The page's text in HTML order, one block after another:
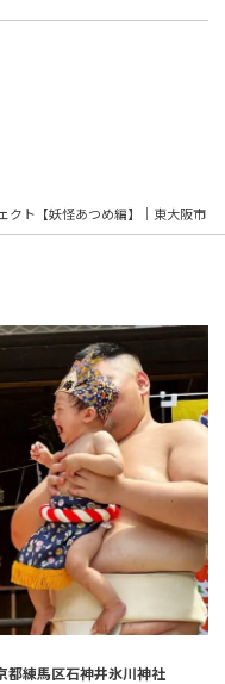
クト【妖怪あつめ編】｜東大阪市
都練馬区石神井氷川神社